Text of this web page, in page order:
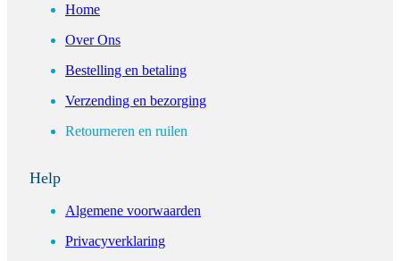
Home
Over Ons
Bestelling en betaling
Verzending en bezorging
Retourneren en ruilen
Help
Algemene voorwaarden
Privacyverklaring